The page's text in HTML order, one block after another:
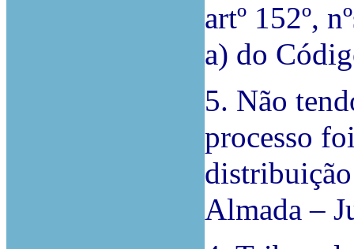
artº 152º,
a) do
5. Não
processo
Almada –